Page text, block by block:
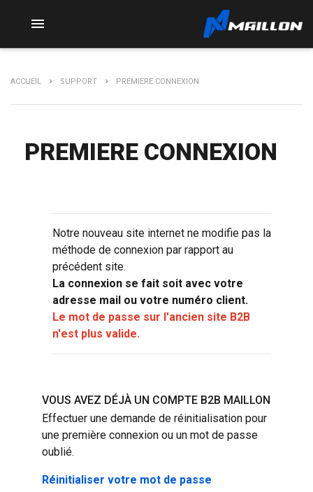

ACCUEIL SUPPORT PREMIERE CONNEXION
PREMIERE CONNEXION
Notre nouveau site internet ne modifie pas la
méthode de connexion par rapport au
précédent site.
La connexion se fait soit avec votre
adresse mail ou votre numéro client.
Le mot de passe sur l'ancien site B2B
n'est plus valide.
VOUS AVEZ DÉJÀ UN COMPTE B2B MAILLON
Effectuer une demande de réinitialisation pour
une première connexion ou un mot de passe
oublié.
Réinitialiser votre mot de passe